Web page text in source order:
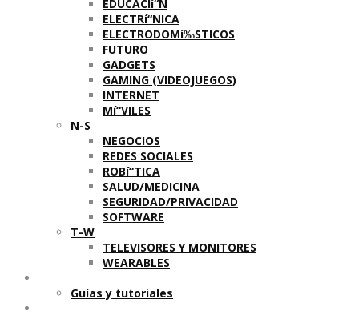
EDUCACIí“N
ELECTRí“NICA
ELECTRODOMí‰STICOS
FUTURO
GADGETS
GAMING (VIDEOJUEGOS)
INTERNET
Mí“VILES
N-S
NEGOCIOS
REDES SOCIALES
ROBí“TICA
SALUD/MEDICINA
SEGURIDAD/PRIVACIDAD
SOFTWARE
T-W
TELEVISORES Y MONITORES
WEARABLES
Guí­as y tutoriales